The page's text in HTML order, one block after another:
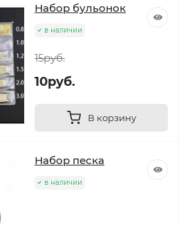
Набор бульонок
в наличии
15руб.
10руб.
В корзину
Набор песка
в наличии